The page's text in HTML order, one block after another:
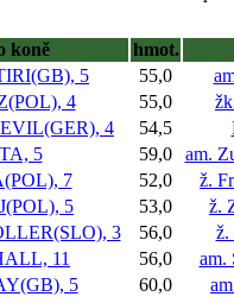
koně
hmot.
5 55,0
4 55,0
4 54,5
5 59,0
am.
7 52,0
ž.
5 53,0
ž.
3 56,0
ž.
11 56,0
am.
5 60,0